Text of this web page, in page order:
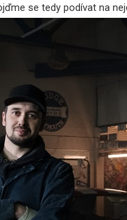
se tedy podívat na